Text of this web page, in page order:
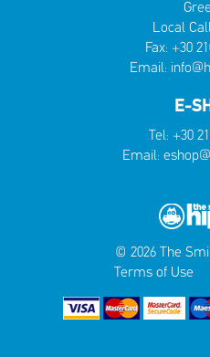
Local
Fax: +30
Email:
E-
Tel: +30
Email:
© 2026 The
Terms of Use